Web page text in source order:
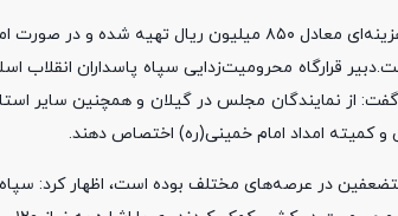
وی با اعلام ارزش ریالی هزینه خرید ویلچر را ۸۵۰ میلیون ریال خبر داد و گفت: هر کدام این ویلچرها با هزینه‌ای معادل ۸۵۰ میلیون ریال تهیه
قرارگاه محرومیت‌زدایی سپاه پاسداران انقلاب
گفت: از نمایندگان مجلس در گیلان و همچنین سایر
کمیته امداد امام خمینی(ره) اختصاص دهند.
در عرصه‌های مختلف بوده است، اظهار کرد: